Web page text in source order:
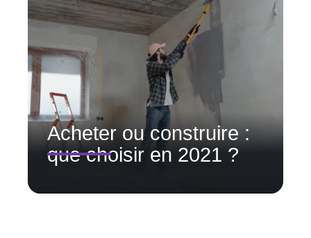
Acheter ou construire :
que choisir en 2021 ?